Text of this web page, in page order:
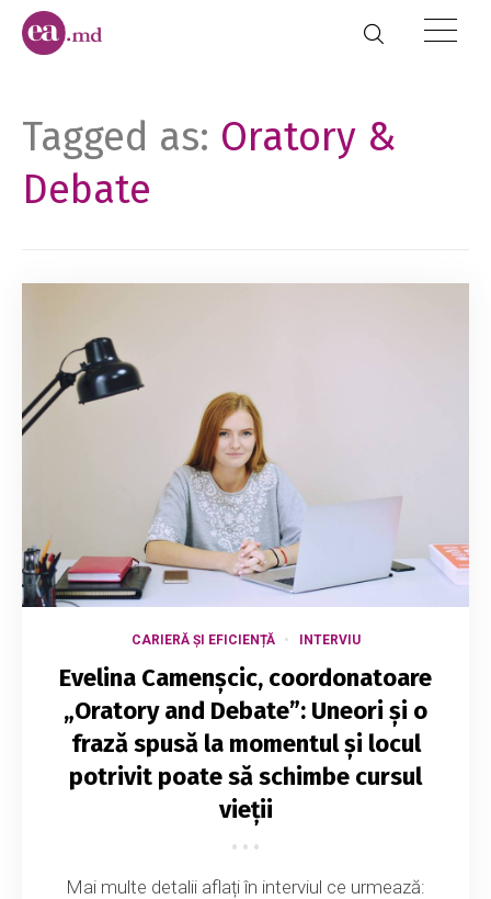
Tagged as: Oratory &
Debate
CARIERĂ ȘI EFICIENȚĂ INTERVIU
Evelina Camenșcic, coordonatoare
„Oratory and Debate”: Uneori și o
frază spusă la momentul și locul
potrivit poate să schimbe cursul
vieții
Mai multe detalii aflați în interviul ce urmează: